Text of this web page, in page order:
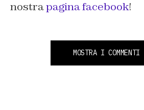
nostrapagina facebook!
MOSTRA I COMMENTI